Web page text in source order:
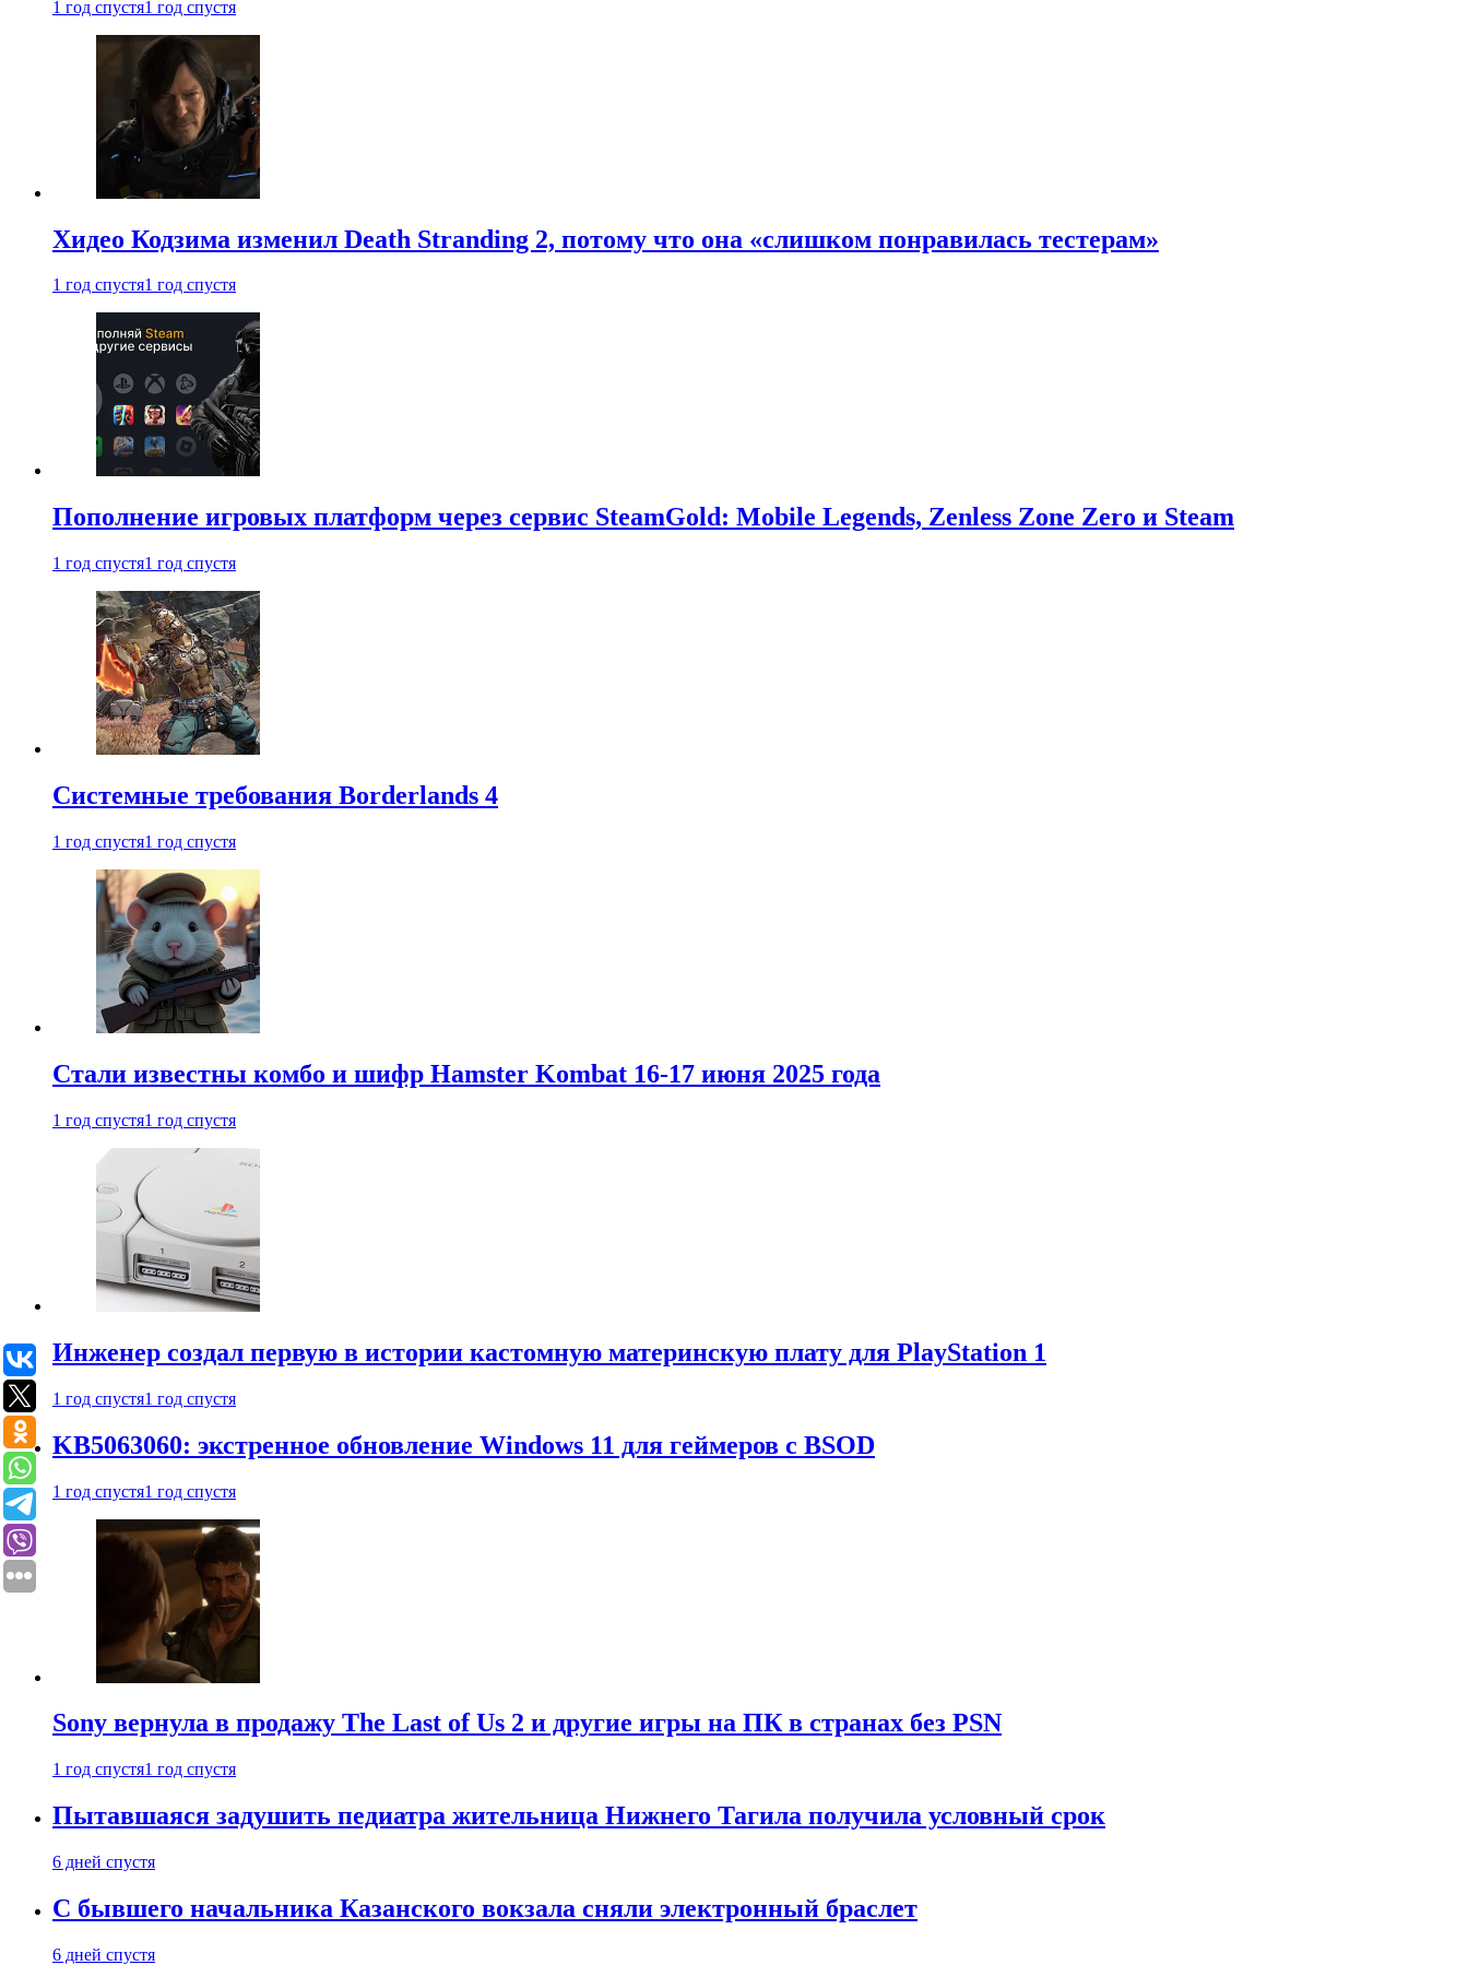
1 год спустя1 год спустя
Хидео Кодзима изменил Death Stranding 2, потому что она «слишком понравилась тестерам»
1 год спустя1 год спустя
Пополнение игровых платформ через сервис SteamGold: Mobile Legends, Zenless Zone Zero и Steam
1 год спустя1 год спустя
Системные требования Borderlands 4
1 год спустя1 год спустя
Стали известны комбо и шифр Hamster Kombat 16-17 июня 2025 года
1 год спустя1 год спустя
Инженер создал первую в истории кастомную материнскую плату для PlayStation 1
1 год спустя1 год спустя
KB5063060: экстренное обновление Windows 11 для геймеров с BSOD
1 год спустя1 год спустя
Sony вернула в продажу The Last of Us 2 и другие игры на ПК в странах без PSN
1 год спустя1 год спустя
Пытавшаяся задушить педиатра жительница Нижнего Тагила получила условный срок
6 дней спустя
С бывшего начальника Казанского вокзала сняли электронный браслет
6 дней спустя